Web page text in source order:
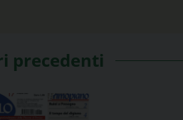
precedenti